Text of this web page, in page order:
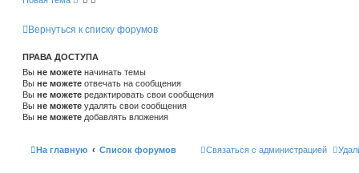
Вернуться к списку форумов
ПРАВА ДОСТУПА
Вы не можете начинать темы
Вы не можете отвечать на сообщения
Вы не можете редактировать свои сообщения
Вы не можете удалять свои сообщения
Вы не можете добавлять вложения
На главную Список форумов Связаться с администрацией